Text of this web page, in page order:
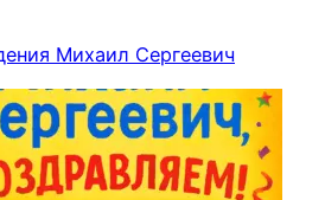
Михаил Сергеевич